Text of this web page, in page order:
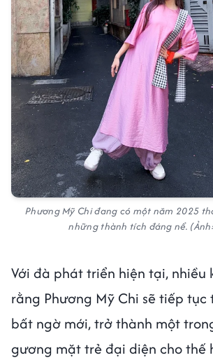
Phương Mỹ Chi đang có một năm 2025
những thành tích đáng nể.
Với đà phát triển hiện tại, nhiều
rằng Phương Mỹ Chi sẽ tiếp
bất ngờ mới, trở thành một
gương mặt trẻ đại diện cho thế